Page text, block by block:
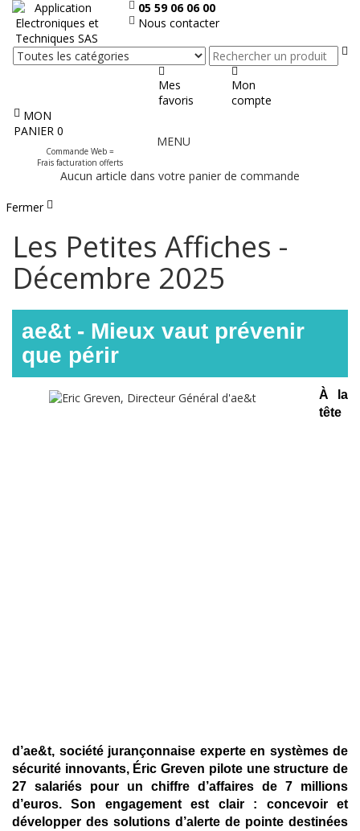
05 59 06 06 00
Nous contacter
Mes
favoris
Mon
compte
MON
PANIER 0
Commande Web =
Frais facturation offerts
le
MENU
Aucun article dans votre panier de commande
Fermer
Les Petites Affiches -
Décembre 2025
ae&t - Mieux vaut prévenir
que périr
À la
tête
d’ae&t, société jurançonnaise experte en systèmes de
sécurité innovants, Éric Greven pilote une structure de
27 salariés pour un chiffre d’affaires de 7 millions
d’euros. Son engagement est clair : concevoir et
développer des solutions d’alerte de pointe destinées